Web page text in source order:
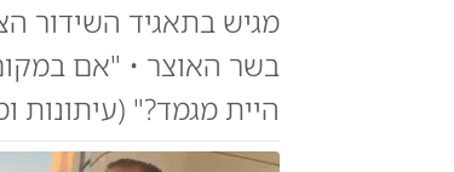
מגיש בתאגיד השידור
בשר האוצר • "אם
היית מגמד?" (עיתונות